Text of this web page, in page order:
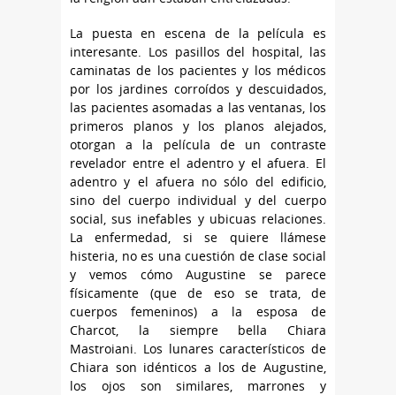
La puesta en escena de la película es
interesante. Los pasillos del hospital, las
caminatas de los pacientes y los médicos
por los jardines corroídos y descuidados,
las pacientes asomadas a las ventanas, los
primeros planos y los planos alejados,
otorgan a la película de un contraste
revelador entre el adentro y el afuera. El
adentro y el afuera no sólo del edificio,
sino del cuerpo individual y del cuerpo
social, sus inefables y ubicuas relaciones.
La enfermedad, si se quiere llámese
histeria, no es una cuestión de clase social
y vemos cómo Augustine se parece
físicamente (que de eso se trata, de
cuerpos femeninos) a la esposa de
Charcot, la siempre bella Chiara
Mastroiani. Los lunares característicos de
Chiara son idénticos a los de Augustine,
los ojos son similares, marrones y